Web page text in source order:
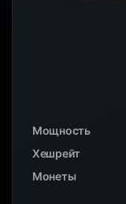
Мощность
Хешрейт
Монеты